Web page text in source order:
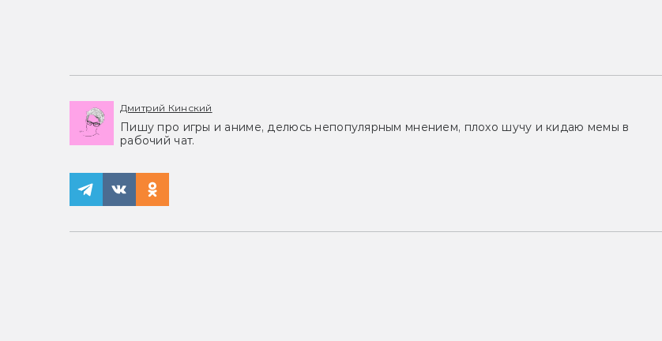
Дмитрий Кинский
Пишу про игры и аниме, делюсь непопулярным мнением, плохо шучу и кидаю мемы в
рабочий чат.